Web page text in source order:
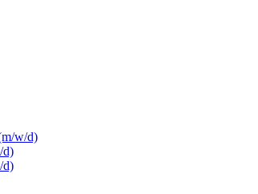
w/d)
d)
d)